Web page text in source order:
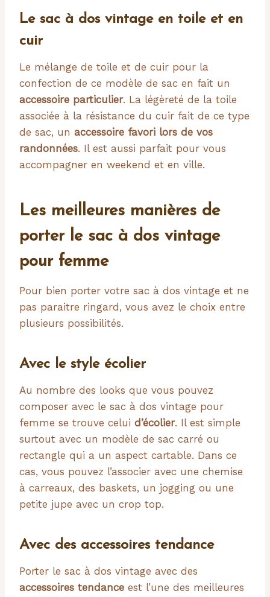
Le sac à dos vintage en toile et en
cuir
Le mélange de toile et de cuir pour la
confection de ce modèle de sac en fait un
accessoire particulier. La légèreté de la toile
associée à la résistance du cuir fait de ce type
de sac, un accessoire favori lors de vos
randonnées. Il est aussi parfait pour vous
accompagner en weekend et en ville.
Les meilleures manières de
porter le sac à dos vintage
pour femme
Pour bien porter votre sac à dos vintage et ne
pas paraitre ringard, vous avez le choix entre
plusieurs possibilités.
Avec le style écolier
Au nombre des looks que vous pouvez
composer avec le sac à dos vintage pour
femme se trouve celui d’écolier. Il est simple
surtout avec un modèle de sac carré ou
rectangle qui a un aspect cartable. Dans ce
cas, vous pouvez l’associer avec une chemise
à carreaux, des baskets, un jogging ou une
petite jupe avec un crop top.
Avec des accessoires tendance
Porter le sac à dos vintage avec des
accessoires tendance est l’une des meilleures